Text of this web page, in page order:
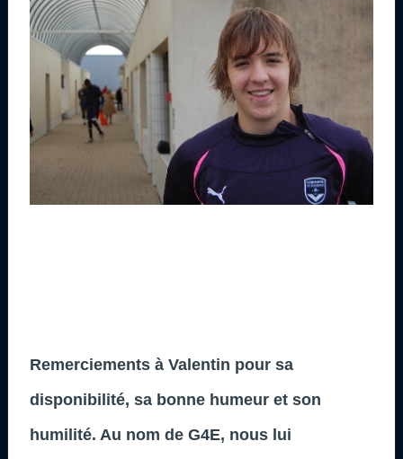
Remerciements à Valentin pour sa
disponibilité, sa bonne humeur et son
humilité. Au nom de G4E, nous lui